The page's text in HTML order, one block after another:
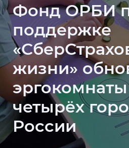
Фонд ОРБИ
поддержке
жизни»
четырёх
России